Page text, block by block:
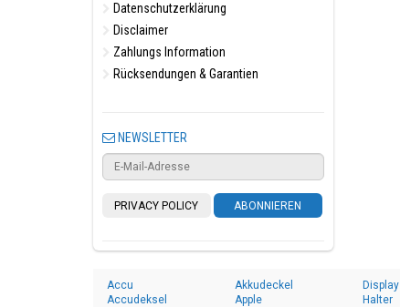
Datenschutzerklärung
Disclaimer
Zahlungs Information
Rücksendungen & Garantien
NEWSLETTER
PRIVACY POLICY ABONNIEREN
Accu
Accudeksel
Akkudeckel
Apple
Display
Halter